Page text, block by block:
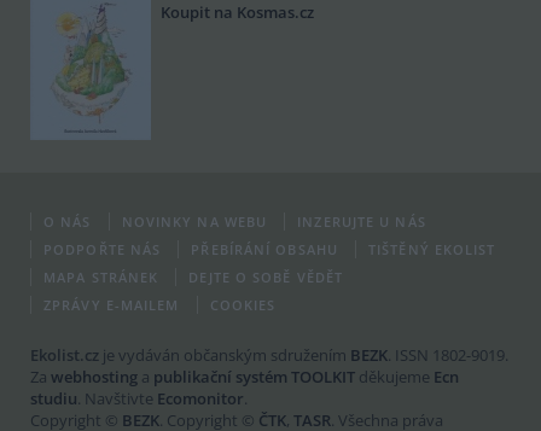
Koupit na Kosmas.cz
O NÁS NOVINKY NA WEBU
INZERUJTE U NÁS
PODPOŘTE NÁS
PŘEBÍRÁNÍ OBSAHU
TIŠTĚNÝ EKOLIST
MAPA STRÁNEK
DEJTE O SOBĚ VĚDĚT
ZPRÁVY E-MAILEM
COOKIES
Ekolist.cz je vydáván občanským sdružením BEZK. ISSN 1802-9019.
Za webhosting a publikační systém TOOLKIT děkujeme Ecn
studiu. Navštivte Ecomonitor.
Copyright © BEZK. Copyright © ČTK, TASR. Všechna práva